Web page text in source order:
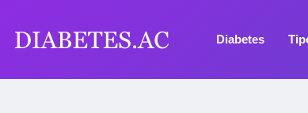
Diabetes